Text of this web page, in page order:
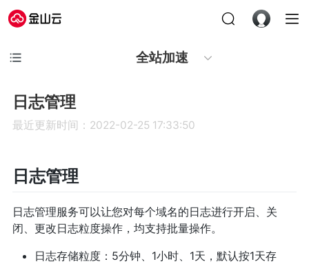
全站加速
日志管理
最近更新时间：2022-02-25 17:33:50
日志管理
日志管理服务可以让您对每个域名的日志进行开启、关
闭、更改日志粒度操作，均支持批量操作。
日志存储粒度：5分钟、1小时、1天，默认按1天存